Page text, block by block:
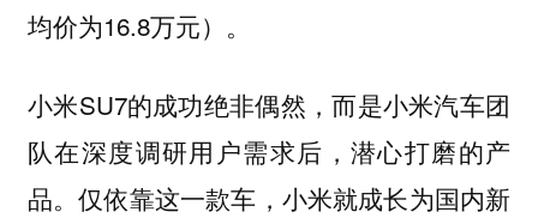
均价为16.8万元）。
小米SU7的成功绝非偶然，而是小米汽车团
队在深度调研用户需求后，潜心打磨的产
品。仅依靠这一款车，小米就成长为国内新